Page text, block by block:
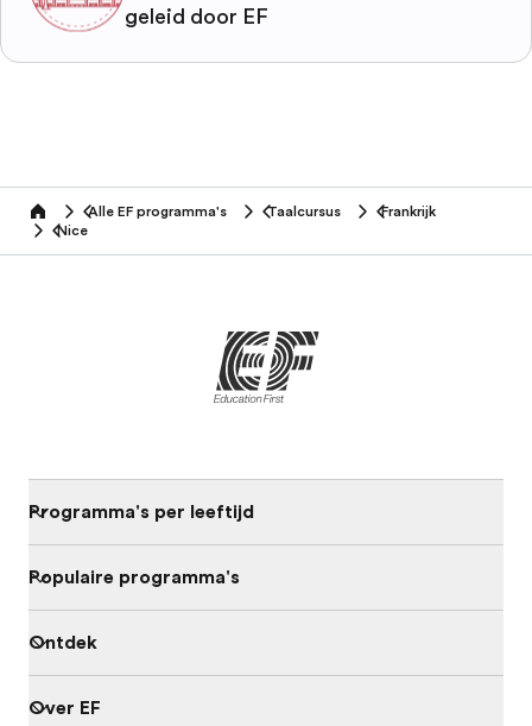
geleid door EF
home Alle EF programma's Taalcursus
Frankrijk
Nice
Programma's per leeftijd
Populaire programma's
Ontdek
Over EF